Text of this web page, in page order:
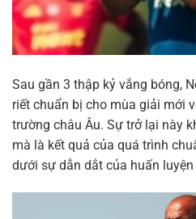
Sau gần 3 thập kỷ vắng bóng,
riết chuẩn bị cho mùa giải mới
trường châu Âu. Sự trở lại này
mà là kết quả của quá trình
dưới sự dẫn dắt của huấn